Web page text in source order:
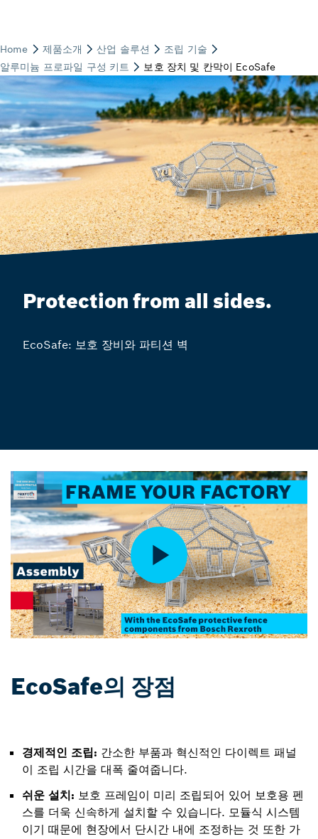
Protection from all sides.
EcoSafe: 보호 장비와 파티션 벽
EcoSafe의 장점
경제적인 조립: 간소한 부품과 혁신적인 다이렉트 패널
이 조립 시간을 대폭 줄여줍니다.
쉬운 설치: 보호 프레임이 미리 조립되어 있어 보호용 펜
스를 더욱 신속하게 설치할 수 있습니다. 모듈식 시스템
이기 때문에 현장에서 단시간 내에 조정하는 것 또한 가